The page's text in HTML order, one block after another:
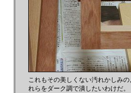
これもその美しくない汚れかしみ
れらをダーク調で潰したいわけだ。